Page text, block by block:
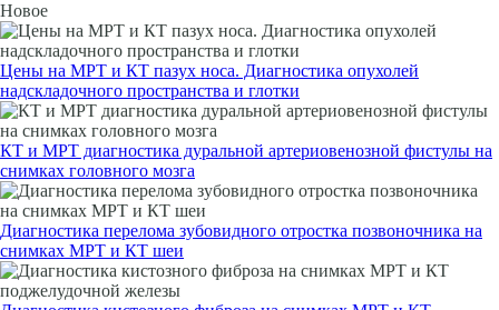
Новое
Цены на МРТ и КТ пазух носа. Диагностика опухолей
надскладочного пространства и глотки
КТ и МРТ диагностика дуральной артериовенозной фистулы на
снимках головного мозга
Диагностика перелома зубовидного отростка позвоночника на
снимках МРТ и КТ шеи